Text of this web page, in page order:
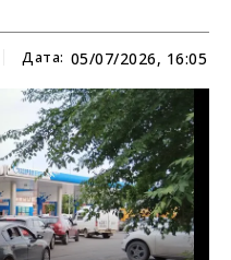
Дата: 05/07/2026, 16:05